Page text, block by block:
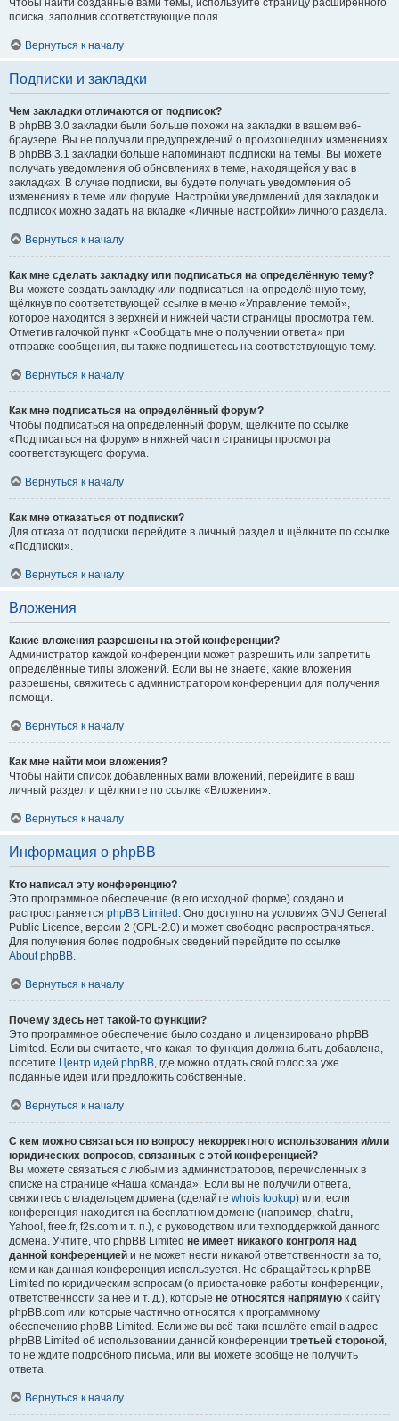
Чтобы найти созданные вами темы, используйте страницу расширенного
поиска, заполнив соответствующие поля.
Вернуться к началу
Подписки и закладки
Чем закладки отличаются от подписок?
В phpBB 3.0 закладки были больше похожи на закладки в вашем веб-
браузере. Вы не получали предупреждений о произошедших изменениях.
В phpBB 3.1 закладки больше напоминают подписки на темы. Вы можете
получать уведомления об обновлениях в теме, находящейся у вас в
закладках. В случае подписки, вы будете получать уведомления об
изменениях в теме или форуме. Настройки уведомлений для закладок и
подписок можно задать на вкладке «Личные настройки» личного раздела.
Вернуться к началу
Как мне сделать закладку или подписаться на определённую тему?
Вы можете создать закладку или подписаться на определённую тему,
щёлкнув по соответствующей ссылке в меню «Управление темой»,
которое находится в верхней и нижней части страницы просмотра тем.
Отметив галочкой пункт «Сообщать мне о получении ответа» при
отправке сообщения, вы также подпишетесь на соответствующую тему.
Вернуться к началу
Как мне подписаться на определённый форум?
Чтобы подписаться на определённый форум, щёлкните по ссылке
«Подписаться на форум» в нижней части страницы просмотра
соответствующего форума.
Вернуться к началу
Как мне отказаться от подписки?
Для отказа от подписки перейдите в личный раздел и щёлкните по ссылке
«Подписки».
Вернуться к началу
Вложения
Какие вложения разрешены на этой конференции?
Администратор каждой конференции может разрешить или запретить
определённые типы вложений. Если вы не знаете, какие вложения
разрешены, свяжитесь с администратором конференции для получения
помощи.
Вернуться к началу
Как мне найти мои вложения?
Чтобы найти список добавленных вами вложений, перейдите в ваш
личный раздел и щёлкните по ссылке «Вложения».
Вернуться к началу
Информация о phpBB
Кто написал эту конференцию?
Это программное обеспечение (в его исходной форме) создано и
распространяется phpBB Limited . Оно доступно на условиях GNU General
Public Licence, версии 2 (GPL-2.0) и может свободно распространяться.
Для получения более подробных сведений перейдите по ссылке
About phpBB.
Вернуться к началу
Почему здесь нет такой-то функции?
Это программное обеспечение было создано и лицензировано phpBB
Limited. Если вы считаете, что какая-то функция должна быть добавлена,
посетите Центр идей phpBB, где можно отдать свой голос за уже
поданные идеи или предложить собственные.
Вернуться к началу
С кем можно связаться по вопросу некорректного использования и/или
юридических вопросов, связанных с этой конференцией?
Вы можете связаться с любым из администраторов, перечисленных в
списке на странице «Наша команда». Если вы не получили ответа,
свяжитесь с владельцем домена (сделайте whois lookup) или, если
конференция находится на бесплатном домене (например, chat.ru,
Yahoo!, free.fr, f2s.com и т. п.), с руководством или техподдержкой данного
домена. Учтите, что phpBB Limited не имеет никакого контроля над
данной конференцией и не может нести никакой ответственности за то,
кем и как данная конференция используется. Не обращайтесь к phpBB
Limited по юридическим вопросам (о приостановке работы конференции,
ответственности за неё и т. д.), которые не относятся напрямую к сайту
phpBB.com или которые частично относятся к программному
обеспечению phpBB Limited. Если же вы всё-таки пошлёте email в адрес
phpBB Limited об использовании данной конференции третьей стороной,
то не ждите подробного письма, или вы можете вообще не получить
ответа.
Вернуться к началу